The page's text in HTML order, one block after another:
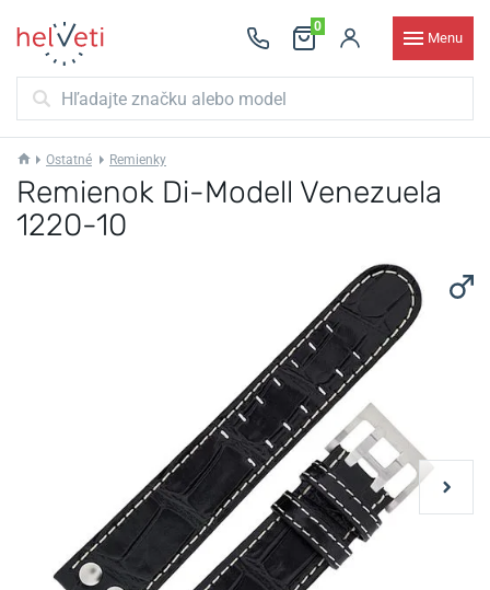
0
Menu
Ostatné Remienky
Remienok Di-Modell Venezuela
1220-10